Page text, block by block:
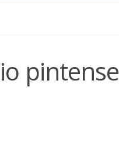
pintense